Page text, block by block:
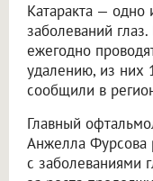
Катаракта — одно
заболеваний
ежегодно
удалению, из них
сообщили в
Главный
Анжелла Фурсова
с заболеваниями